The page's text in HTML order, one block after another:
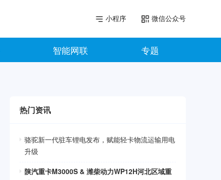
小程序 微信公众号
智能网联 专题
热门资讯
骆驼新一代驻车锂电发布，赋能轻卡物流运输用电
升级
陕汽重卡M3000S & 潍柴动力WP12H河北区域重